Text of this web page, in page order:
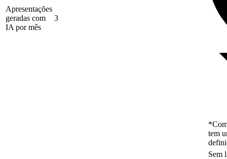
Apresentações
geradas com
IA por mês
3
tem
Sem